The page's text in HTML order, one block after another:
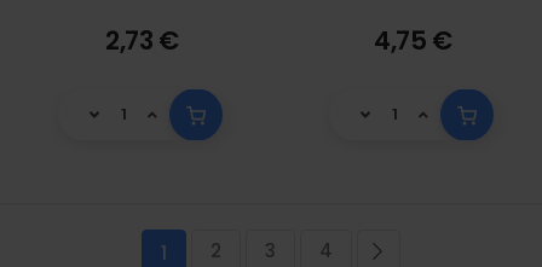
2,73 € 4,75 €
Stranica
Trenutno pregledavate stranicu
1 Stranica
2 Stranica
3 Stranica
4